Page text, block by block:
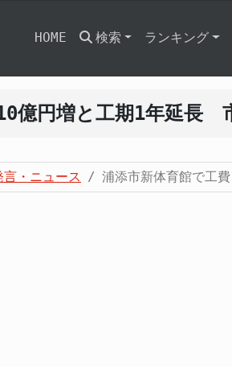
HOME 検索 ランキング
億円増と工期1年延長
・ニュース 浦添市新体育館で工